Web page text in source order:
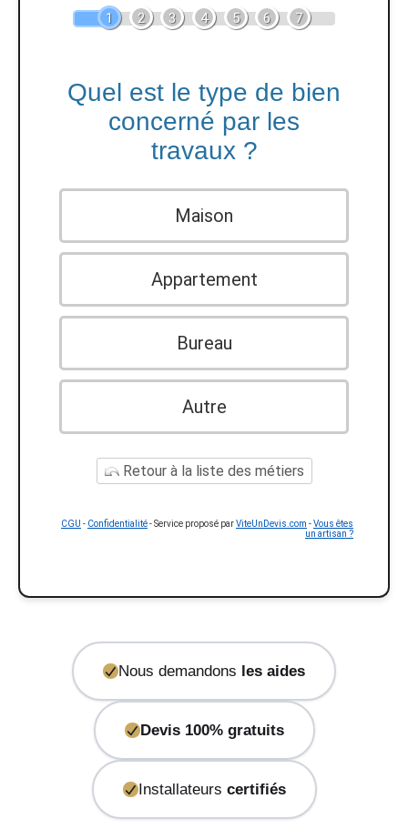
1 2 3 4 5 6 7
Quel est le type de bien
concerné par les
travaux ?
Maison
Appartement
Bureau
Autre
Retour à la liste des métiers
CGU - Confidentialité- Service proposé parViteUnDevis.com -Vous êtes
un artisan ?
Nous demandons les aides
Devis 100% gratuits
Installateurs certifiés